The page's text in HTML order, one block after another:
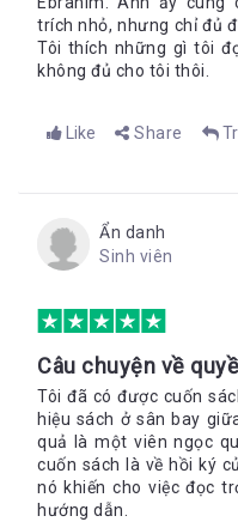
người đó. Bởi, con người
bản thân họ. Họ sẽ trở
quyết định không đi theo
độc, bởi “hận thù người
biến cuộc đời mình trở
được tác giả khéo léo
chính mình, Zak xem ra
hận và không bạo lực.
Nguyễn Nhiên -
Bookademy
Trở thành CTV viết
những cuốn sách thú vị
hoặc Việt) về:
trích nhỏ, nhưng chỉ đủ
Tôi thích những gì tôi
không đủ cho tôi thôi.
Like Share
Ẩn danh
Sinh viên
Câu chuyện về
Tôi đã có được cuốn
hiệu sách ở sân bay
quả là một viên ngọc
cuốn sách là về hồi ký
nó khiến cho việc đọc
hướng dẫn.